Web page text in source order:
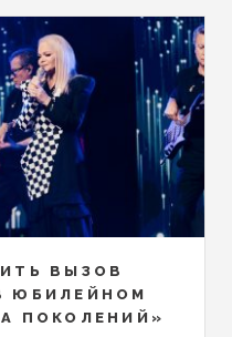
ВЫЗОВ
ЮБИЛЕЙНОМ
ПОКОЛЕНИЙ»